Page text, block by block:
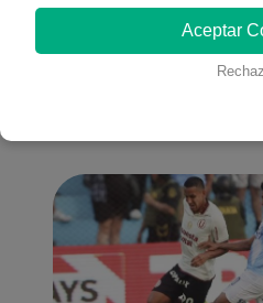
También
Aceptar